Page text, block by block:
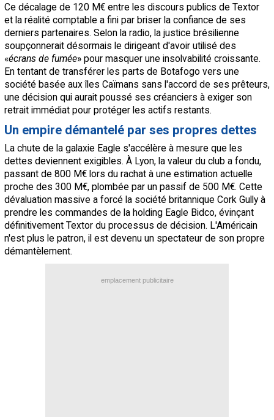
Ce décalage de 120 M€ entre les discours publics de Textor
et la réalité comptable a fini par briser la confiance de ses
derniers partenaires. Selon la radio, la justice brésilienne
soupçonnerait désormais le dirigeant d'avoir utilisé des
«écrans de fumée» pour masquer une insolvabilité croissante.
En tentant de transférer les parts de Botafogo vers une
société basée aux îles Caïmans sans l'accord de ses prêteurs,
une décision qui aurait poussé ses créanciers à exiger son
retrait immédiat pour protéger les actifs restants.
Un empire démantelé par ses propres dettes
La chute de la galaxie Eagle s'accélère à mesure que les
dettes deviennent exigibles. À Lyon, la valeur du club a fondu,
passant de 800 M€ lors du rachat à une estimation actuelle
proche des 300 M€, plombée par un passif de 500 M€. Cette
dévaluation massive a forcé la société britannique Cork Gully à
prendre les commandes de la holding Eagle Bidco, évinçant
définitivement Textor du processus de décision. L'Américain
n'est plus le patron, il est devenu un spectateur de son propre
démantèlement.
emplacement publicitaire